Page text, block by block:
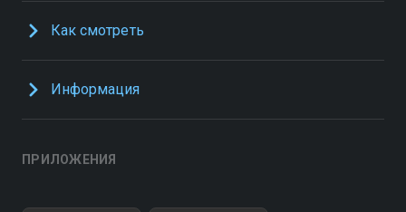
Как смотреть
Информация
ПРИЛОЖЕНИЯ